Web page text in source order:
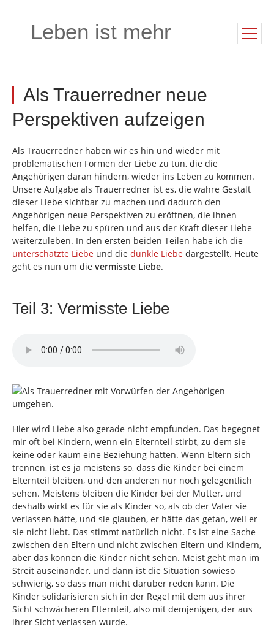
Leben ist mehr
Als Trauerredner neue
Perspektiven aufzeigen
Als Trauerredner haben wir es hin und wieder mit
problematischen Formen der Liebe zu tun, die die
Angehörigen daran hindern, wieder ins Leben zu kommen.
Unsere Aufgabe als Trauerredner ist es, die wahre Gestalt
dieser Liebe sichtbar zu machen und dadurch den
Angehörigen neue Perspektiven zu eröffnen, die ihnen
helfen, die Liebe zu spüren und aus der Kraft dieser Liebe
weiterzuleben. In den ersten beiden Teilen habe ich die
unterschätzte Liebe und die dunkle Liebe dargestellt. Heute
geht es nun um die vermisste Liebe.
Teil 3: Vermisste Liebe
Hier wird Liebe also gerade nicht empfunden. Das begegnet
mir oft bei Kindern, wenn ein Elternteil stirbt, zu dem sie
keine oder kaum eine Beziehung hatten. Wenn Eltern sich
trennen, ist es ja meistens so, dass die Kinder bei einem
Elternteil bleiben, und den anderen nur noch gelegentlich
sehen. Meistens bleiben die Kinder bei der Mutter, und
deshalb wirkt es für sie als Kinder so, als ob der Vater sie
verlassen hätte, und sie glauben, er hätte das getan, weil er
sie nicht liebt. Das stimmt natürlich nicht. Es ist eine Sache
zwischen den Eltern und nicht zwischen Eltern und Kindern,
aber das können die Kinder nicht sehen. Meist geht man im
Streit auseinander, und dann ist die Situation sowieso
schwierig, so dass man nicht darüber reden kann. Die
Kinder solidarisieren sich in der Regel mit dem aus ihrer
Sicht schwächeren Elternteil, also mit demjenigen, der aus
ihrer Sicht verlassen wurde.